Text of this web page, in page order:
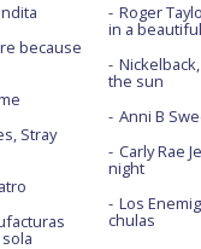
because
Stray
Roger
in a
the sun
Anni B
Carly Rae
night
Los
chulas